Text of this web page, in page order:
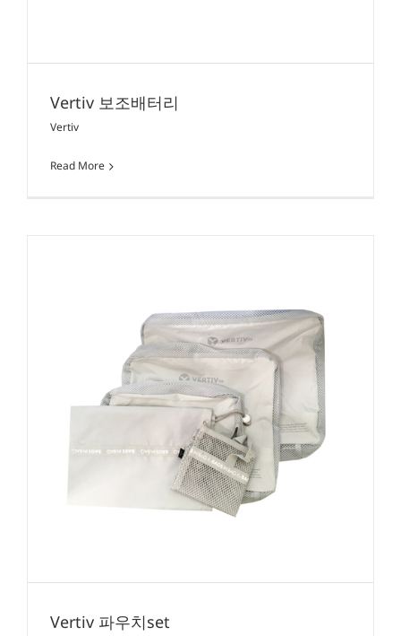
Vertiv 보조배터리
Vertiv
Read More
Vertiv 파우치set